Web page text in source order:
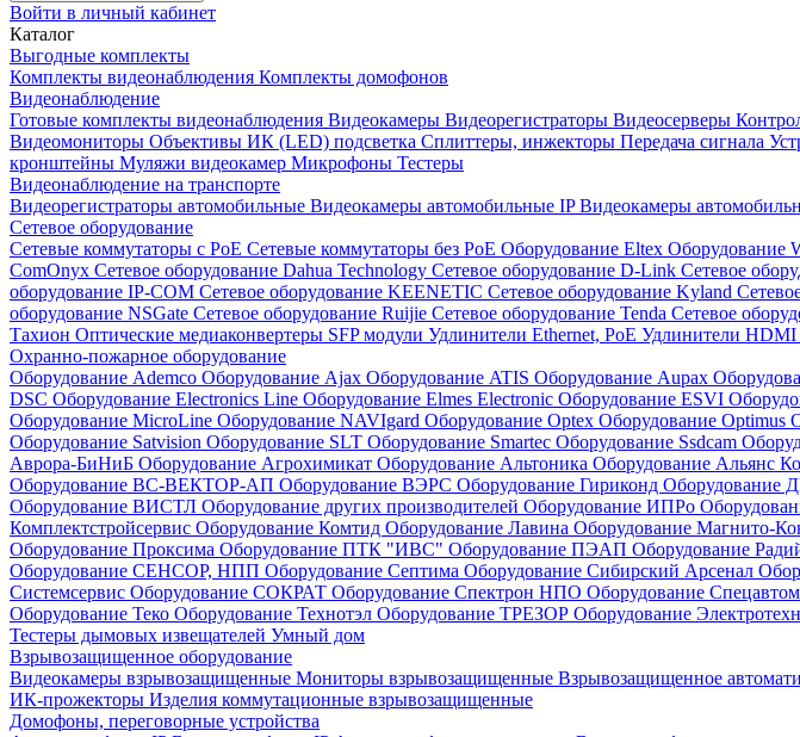
Войти в личный кабинет
Каталог
Выгодные комплекты
Комплекты видеонаблюдения Комплекты домофонов
Видеонаблюдение
Готовые комплекты видеонаблюдения Видеокамеры Видеорегистраторы Видеосерверы
Видеомониторы Объективы ИК (LED) подсветка Сплиттеры, инжекторы Передача сигнала
кронштейны Муляжи видеокамер Микрофоны Тестеры
Видеонаблюдение на транспорте
Видеорегистраторы автомобильные Видеокамеры автомобильные IPВидеокамеры
Сетевое оборудование
Сетевые коммутаторы с РоЕ Сетевые коммутаторы без РоЕ Оборудование Eltex Оборудование
ComOnyx Сетевое оборудование Dahua Technology Сетевое оборудование D-Link Сетевое
оборудование IP-COM Сетевое оборудование KEENETIC Сетевое оборудование Kyland
оборудование NSGate Сетевое оборудование Ruijie Сетевое оборудование Tenda Сетевое
Тахион Оптические медиаконвертеры SFP модули Удлинители Ethernet, PoE Удлинители
Охранно-пожарное оборудование
Оборудование Ademco Оборудование Ajax Оборудование ATIS Оборудование Aupax
DSC Оборудование Electronics Line Оборудование Elmes Electronic Оборудование ESVI
Оборудование MicroLine Оборудование NAVIgard Оборудование Optex Оборудование Optimus
Оборудование Satvision Оборудование SLT Оборудование Smartec Оборудование Ssdcam
Аврора-БиНиБ Оборудование Агрохимикат Оборудование Альтоника Оборудование Альянс
Оборудование ВС-ВЕКТОР-АП Оборудование ВЭРС Оборудование Гириконд Оборудование
Оборудование ВИСТЛ Оборудование других производителей Оборудование ИПРо
Комплектстройсервис Оборудование Комтид Оборудование Лавина Оборудование Магнито-
Оборудование Проксима Оборудование ПТК "ИВС" Оборудование ПЭАП Оборудование
Оборудование СЕНСОР, НПП Оборудование Септима Оборудование Сибирский Арсенал
Системсервис Оборудование СОКРАТ Оборудование Спектрон НПО Оборудование
Оборудование Теко Оборудование Технотэл Оборудование ТРЕЗОР Оборудование
Тестеры дымовых извещателей Умный дом
Взрывозащищенное оборудование
Видеокамеры взрывозащищенные Мониторы взрывозащищенные Взрывозащищенное
ИК-прожекторы Изделия коммутационные взрывозащищенные
Домофоны, переговорные устройства